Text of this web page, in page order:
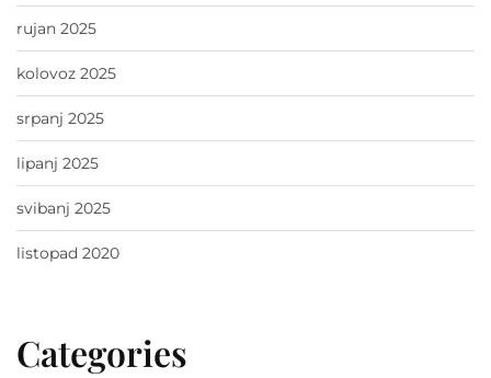
rujan 2025
kolovoz 2025
srpanj 2025
lipanj 2025
svibanj 2025
listopad 2020
Categories